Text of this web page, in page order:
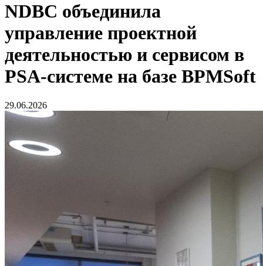
NDBC объединила
управление проектной
деятельностью и сервисом в
PSA-системе на базе BPMSoft
29.06.2026